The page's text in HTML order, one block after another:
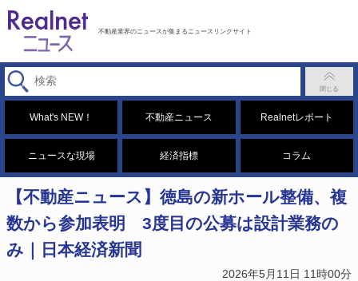
不動産業界のニュースが集まるニュースリンクサイト
What's NEW！ 不動産ニュース Realnetレポート
ニュースな現場 経済指標 コラム
【不動産ニュース】徳島の新ホール整備、複
数から参加表明 3度目の公募は設計業務の
み｜日本経済新聞
2026年5月11日 11時00分